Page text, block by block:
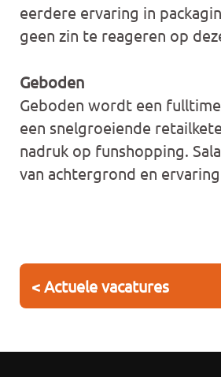
eerdere ervaring in
geen zin te reageren op
Geboden
Geboden wordt een
een snelgroeiende
nadruk op funshopping.
van achtergrond en
< Actuele vacatures